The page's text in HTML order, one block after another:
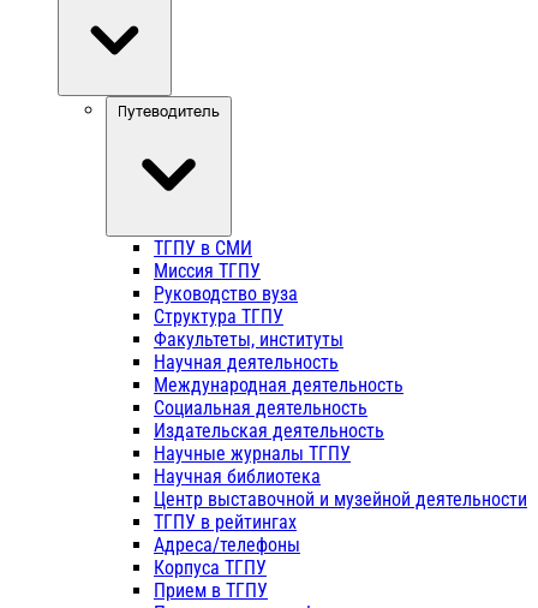
Путеводитель
ТГПУ в СМИ
Миссия ТГПУ
Руководство вуза
Структура ТГПУ
Факультеты, институты
Научная деятельность
Международная деятельность
Социальная деятельность
Издательская деятельность
Научные журналы ТГПУ
Научная библиотека
Центр выставочной и музейной деятельности
ТГПУ в рейтингах
Адреса/телефоны
Корпуса ТГПУ
Прием в ТГПУ